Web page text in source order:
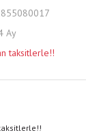
Ay
taksitlerle!!